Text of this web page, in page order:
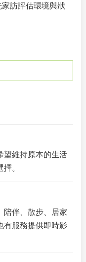
訪評估環境與狀
望維持原本的生活
。
陪伴、散步、居家
有服務提供即時影